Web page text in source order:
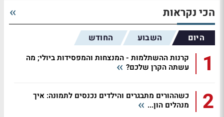
הכי נקראות
היום השבוע החודש
1
קרנות ההשתלמות - המנצחות והמפסידות ביולי; מה
עשתה הקרן שלכם?
2
כשההורים מתבגרים והילדים נכנסים לתמונה: איך
מנהלים הון...